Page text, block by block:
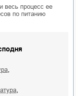
весь процесс ее
по питанию